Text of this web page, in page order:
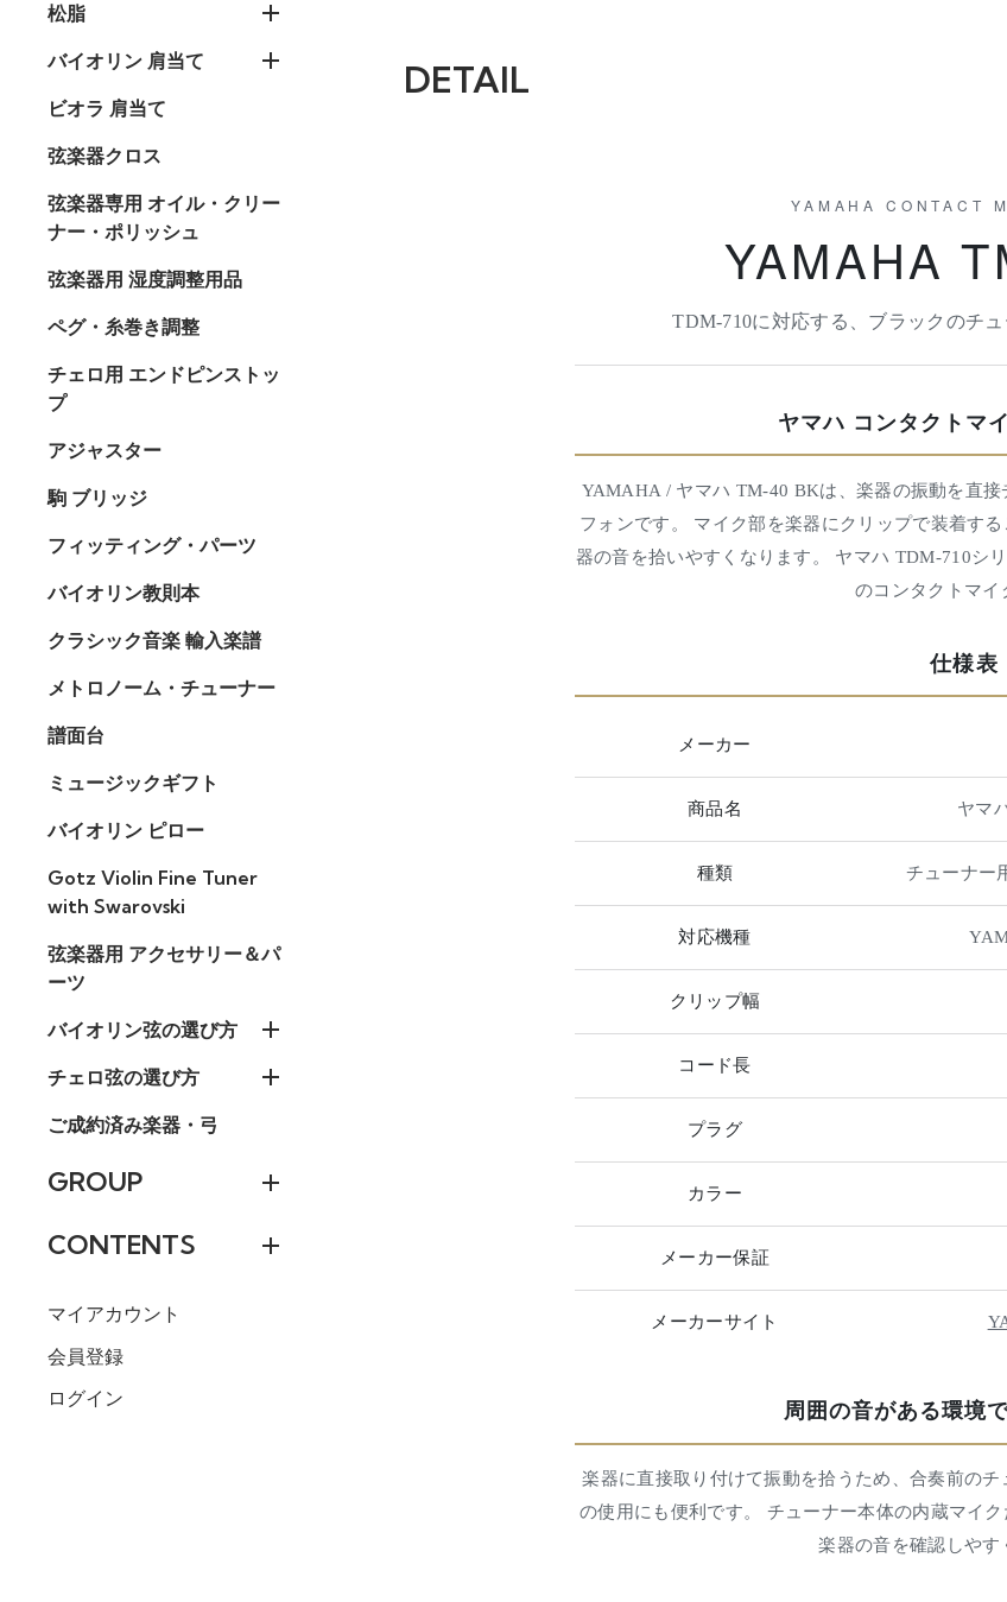
松脂
バイオリン 肩当て
ビオラ 肩当て
弦楽器クロス
弦楽器専用 オイル・クリー
ナー・ポリッシュ
弦楽器用 湿度調整用品
ペグ・糸巻き調整
チェロ用 エンドピンストッ
プ
アジャスター
駒 ブリッジ
フィッティング・パーツ
バイオリン教則本
クラシック音楽 輸入楽譜
メトロノーム・チューナー
譜面台
ミュージックギフト
バイオリン ピロー
Gotz Violin Fine Tuner
with Swarovski
弦楽器用 アクセサリー＆パ
ーツ
バイオリン弦の選び方
チェロ弦の選び方
ご成約済み楽器・弓
GROUP
CONTENTS
マイアカウント
会員登録
ログイン
DETAIL
YAMAHA CONTACT
YAMAHA
TDM-710に対応する、ブラックのチ
ヤマハ コンタクトマ
YAMAHA / ヤマハ TM-40 BKは、楽器の振動を直
フォンです。 マイク部を楽器にクリップで装着す
器の音を拾いやすくなります。 ヤマハ TDM-710シ
のコンタクトマイ
仕様表
メーカー
商品名 ヤマ
種類 チューナー
対応機種
クリップ幅
コード長
プラグ
カラー
メーカー保証
メーカーサイト
周囲の音がある環境
楽器に直接取り付けて振動を拾うため、合奏前の
の使用にも便利です。 チューナー本体の内蔵マイ
楽器の音を確認しやす